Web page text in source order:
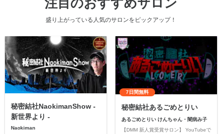
盛り上がっている人気のサロンをピックアップ！
秘密結社NaokimanShow -
新世界より -
Naokiman
7日間無料
秘密結社あるごめとりい
あるごめとりい けんちゃん・闇病み子
【DMM 新人賞受賞サロン】 YouTubeで